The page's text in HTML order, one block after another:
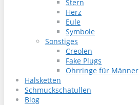
Stern
Herz
Eule
Symbole
Sonstiges
Creolen
Fake Plugs
Ohrringe für Männer
Halsketten
Schmuckschatullen
Blog